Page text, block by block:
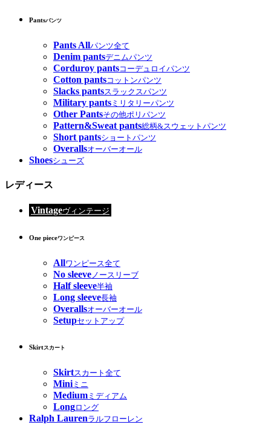
Pantsパンツ
Pants Allパンツ全て
Denim pantsデニムパンツ
Corduroy pantsコーデュロイパンツ
Cotton pantsコットンパンツ
Slacks pantsスラックスパンツ
Military pants ミリタリーパンツ
Other Pantsその他ポリパンツ
Pattern&Sweat pants総柄&スウェットパンツ
Short pantsショートパンツ
Overallsオーバーオール
Shoesシューズ
レディース
Vintageヴィンテージ
One pieceワンピース
Allワンピース全て
No sleeve ノースリーブ
Half sleeve半袖
Long sleeve長袖
Overallsオーバーオール
Setupセットアップ
Skirtスカート
Skirtスカート全て
Miniミニ
Medium ミディアム
Longロング
Ralph Laurenラルフローレン